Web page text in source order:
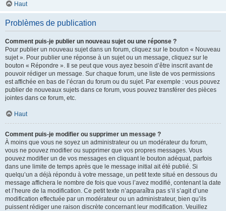
Haut
Problèmes de publication
Comment puis-je publier un nouveau sujet ou une réponse ?
Pour publier un nouveau sujet dans un forum, cliquez sur le bouton « Nouveau
sujet ». Pour publier une réponse à un sujet ou un message, cliquez sur le
bouton « Répondre ». Il se peut que vous ayez besoin d’être inscrit avant de
pouvoir rédiger un message. Sur chaque forum, une liste de vos permissions
est affichée en bas de l’écran du forum ou du sujet. Par exemple : vous pouvez
publier de nouveaux sujets dans ce forum, vous pouvez transférer des pièces
jointes dans ce forum, etc.
Haut
Comment puis-je modifier ou supprimer un message ?
À moins que vous ne soyez un administrateur ou un modérateur du forum,
vous ne pouvez modifier ou supprimer que vos propres messages. Vous
pouvez modifier un de vos messages en cliquant le bouton adéquat, parfois
dans une limite de temps après que le message initial ait été publié. Si
quelqu’un a déjà répondu à votre message, un petit texte situé en dessous du
message affichera le nombre de fois que vous l’avez modifié, contenant la date
et l’heure de la modification. Ce petit texte n’apparaîtra pas s’il s’agit d’une
modification effectuée par un modérateur ou un administrateur, bien qu’ils
puissent rédiger une raison discrète concernant leur modification. Veuillez